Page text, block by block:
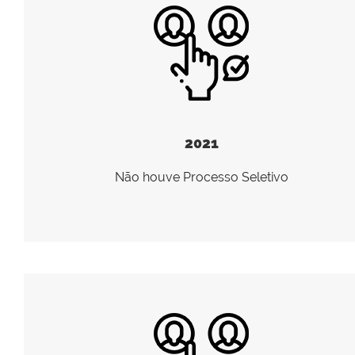
2021
Não houve Processo Seletivo